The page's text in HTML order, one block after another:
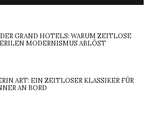
GRAND HOTELS: WARUM ZEITLOSE
MODERNISMUS ABLÖST
ART: EIN ZEITLOSER KLASSIKER FÜR
AN BORD